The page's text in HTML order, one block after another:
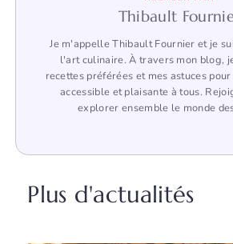
Thibault
Je m'appelle Thibault Fournier et je
l'art culinaire. À travers mon blog,
recettes préférées et mes astuces
accessible et plaisante à tous.
explorer ensemble le monde
Plus d'actualités